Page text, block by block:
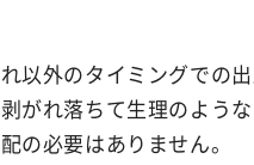
外のタイミングでの出
れ落ちて生理のような
の必要はありません。